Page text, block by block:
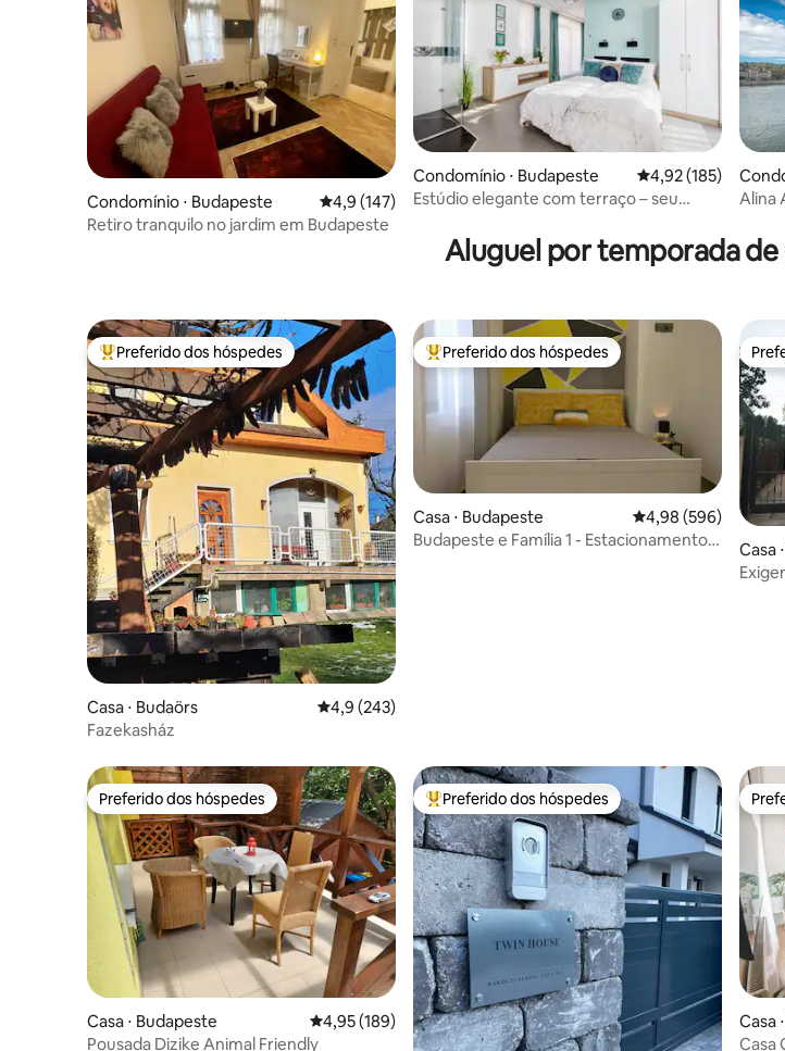
Condomínio ⋅ Budapeste 4,9 de uma avaliação média de 5, 147 avaliações
4,9 (147)
Retiro tranquilo no jardim em Budapeste
Condomínio ⋅ Budapeste 4,92 de uma
4,92 (185)
Estúdio elegante com terraço – seu
Alina
Aluguel por temporada de
Entre os melhores preferidos dos hóspedes
Preferido dos hóspedes
Casa ⋅ Budaörs 4,9 de uma avaliação média de 5, 243 avaliações
4,9 (243)
Fazekasház
Entre os melhores preferidos dos hóspedes
Preferido dos hóspedes
Casa ⋅ Budapeste 4,98 de uma
4,98 (596)
Budapeste e Família 1 - Estacionamento
Casa
Preferido dos hóspedes
Preferido dos hóspedes
Casa ⋅ Budapeste 4,95 de uma avaliação média de 5, 189 avaliações
4,95 (189)
Pousada Dizike Animal Friendly
Entre os melhores preferidos dos hóspedes
Preferido dos hóspedes
Casa
Casa